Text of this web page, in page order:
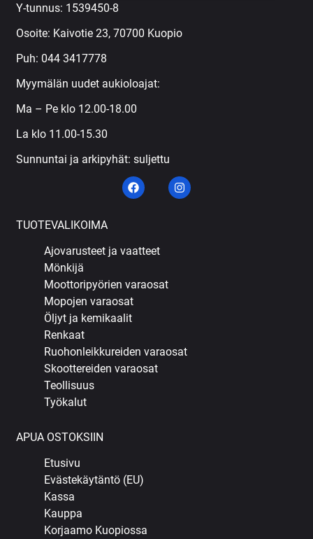
Y-tunnus: 1539450-8
Osoite: Kaivotie 23, 70700 Kuopio
Puh: 044 3417778
Myymälän uudet aukioloajat:
Ma – Pe klo 12.00-18.00
La klo 11.00-15.30
Sunnuntai ja arkipyhät: suljettu
TUOTEVALIKOIMA
Ajovarusteet ja vaatteet
Mönkijä
Moottoripyörien varaosat
Mopojen varaosat
Öljyt ja kemikaalit
Renkaat
Ruohonleikkureiden varaosat
Skoottereiden varaosat
Teollisuus
Työkalut
APUA OSTOKSIIN
Etusivu
Evästekäytäntö (EU)
Kassa
Kauppa
Korjaamo Kuopiossa